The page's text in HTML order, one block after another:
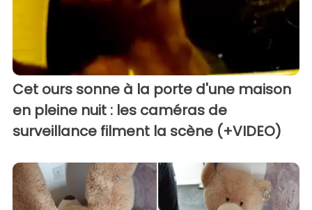
Cet ours sonne à la porte d'une maison
en pleine nuit : les caméras de
surveillance filment la scène (+VIDEO)